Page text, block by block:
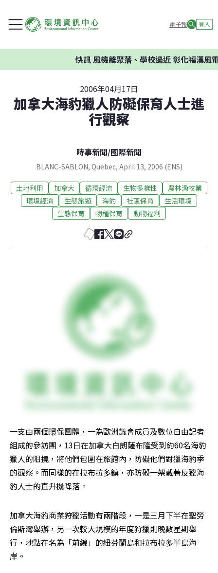
電子報 登入
快訊風機離聚落、學校過近 彰化福漢風電
2006年04月17日
加拿大海豹獵人防礙保育人士進
行觀察
時事新聞/國際新聞
BLANC-SABLON, Quebec, April 13, 2006 (ENS)
土地利用 加拿大 循環經濟 生物多樣性
農林漁牧業
環境經濟
生態旅遊 海豹 社區保育
生活環境
生態保育
物種保育 動物福利
一支由兩個環保團體，一為歐洲議會成員及數位自由記者
組成的參訪團，13日在加拿大白朗薩布隆受到約60名海豹
獵人的阻撓，將他們包圍在旅館內，防礙他們對獵海豹季
的觀察。而同樣的在拉布拉多鎮，亦防礙一架戴著反獵海
豹人士的直升機降落。
加拿大海豹商業狩獵活動有兩階段，一是三月下半在聖勞
倫斯灣舉辦，另一次較大規模的年度狩獵則晚數星期舉
行，地點在名為「前線」的紐芬蘭島和拉布拉多半島海
岸。